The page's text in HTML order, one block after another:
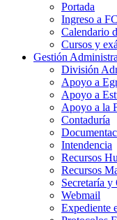
Portada
Ingreso a
Calendario
Cursos y
Gestión
División
Apoyo a
Apoyo a
Apoyo a la
Contaduría
Intendencia
Recursos
Recursos
Secretaría
Webmail
Expediente